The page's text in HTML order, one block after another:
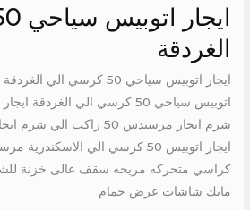
الغردقة
ايجار اتوبيس 50 كرسي الي
كراسي متحركه مريحه سقف عالى خزنة
مايك شاشات عرض حمام